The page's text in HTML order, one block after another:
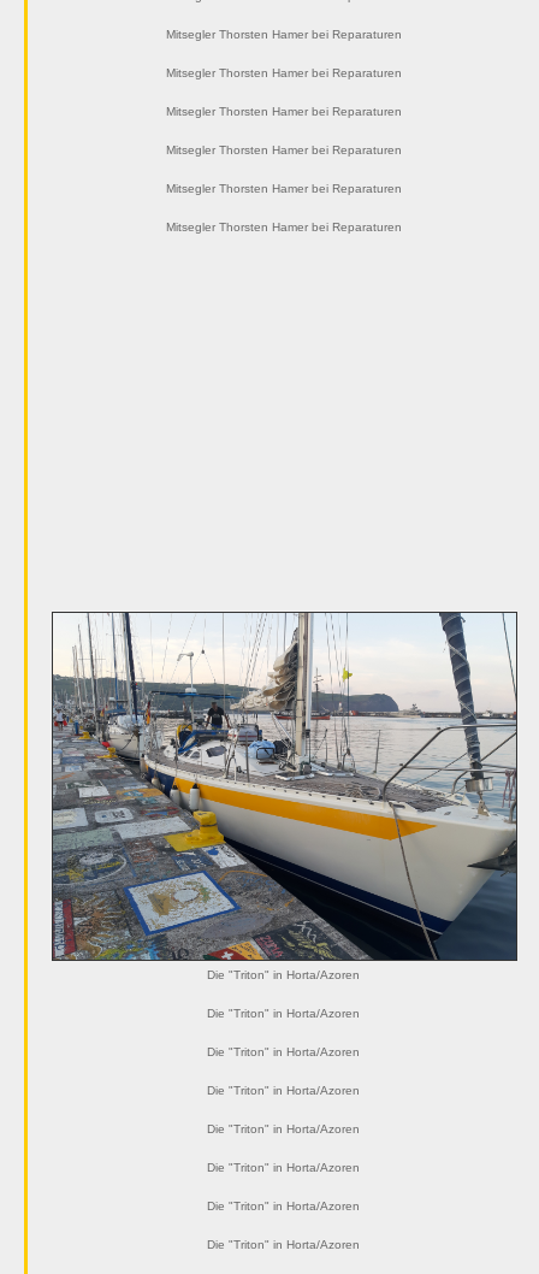
Mitsegler Thorsten Hamer bei Reparaturen
Mitsegler Thorsten Hamer bei Reparaturen
Mitsegler Thorsten Hamer bei Reparaturen
Mitsegler Thorsten Hamer bei Reparaturen
Mitsegler Thorsten Hamer bei Reparaturen
Mitsegler Thorsten Hamer bei Reparaturen
Die "Triton" in Horta/Azoren
Die "Triton" in Horta/Azoren
Die "Triton" in Horta/Azoren
Die "Triton" in Horta/Azoren
Die "Triton" in Horta/Azoren
Die "Triton" in Horta/Azoren
Die "Triton" in Horta/Azoren
Die "Triton" in Horta/Azoren